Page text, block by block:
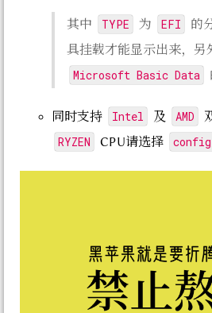
其中 TYPE 为 EFI
的
具挂载才能显示出来，另
Microsoft Basic Data
同时支持 Intel 及 AMD
RYZEN CPU请选择